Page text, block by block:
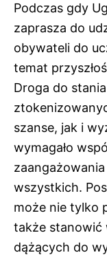
Podczas gdy
zaprasza do
obywateli do
temat
Droga do
szanse, jak i
wymagało
wszystkich.
może nie tylko
także stanowić
dążących do